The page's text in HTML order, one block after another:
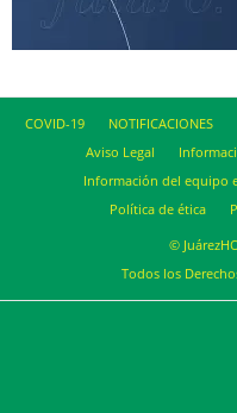
COVID-19 NOTIFICACIONES
Aviso Legal
Información del equipo
Política de ética
©
Todos los